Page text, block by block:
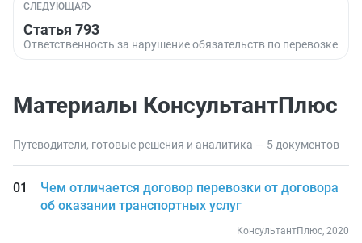
СЛЕДУЮЩАЯ
Статья 793
Ответственность за нарушение обязательств по перевозке
Материалы КонсультантПлюс
Путеводители, готовые решения и аналитика — 5 документов
Чем отличается договор перевозки от договора
об оказании транспортных услуг
КонсультантПлюс, 2020